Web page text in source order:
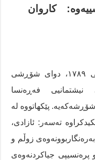
کاروان
ئەم بەیاننامەیە لە ٢٦ و ئابی ساڵی ١٧٨٩، دوای شۆڕشی
نیشتمانیی فەڕەنسا
پێکهاتووە لە
تەسەر: ئازادی،
زوڵم و
پرەنسیپی جیاکردنەوەی